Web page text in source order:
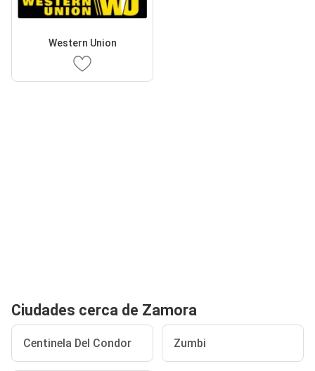
Western Union
Ciudades cerca de Zamora
Centinela Del Condor Zumbi